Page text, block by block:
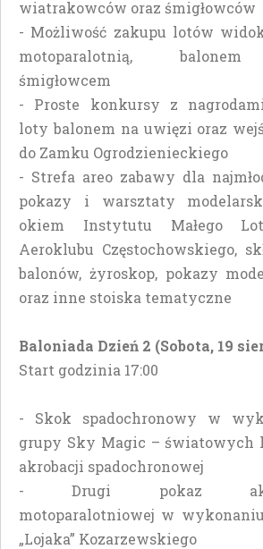
wiatrakowców oraz śmigłowców
- Możliwość zakupu lotów
motoparalotnią,
śmigłowcem
- Proste konkursy z
loty balonem na uwięzi oraz
do Zamku Ogrodzienieckiego
- Strefa areo zabawy dla
pokazy i warsztaty
okiem Instytutu Małego
Aeroklubu Częstochowskiego,
balonów, żyroskop, pokazy
oraz inne stoiska tematyczne
Baloniada Dzień 2 (Sobota, 19
Start godzinia 17:00
- Skok spadochronowy w
grupy Sky Magic – światowych
akrobacji spadochronowej
- Drugi pokaz
motoparalotniowej w wykonaniu
„Lojaka” Kozarzewskiego